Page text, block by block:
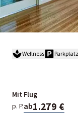
Wellness Parkplatz
Mit Flug
p. P.ab1.279 €